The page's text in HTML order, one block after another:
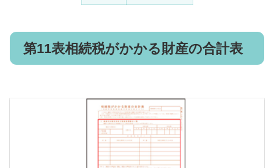
第11表相続税がかかる財産の合計表